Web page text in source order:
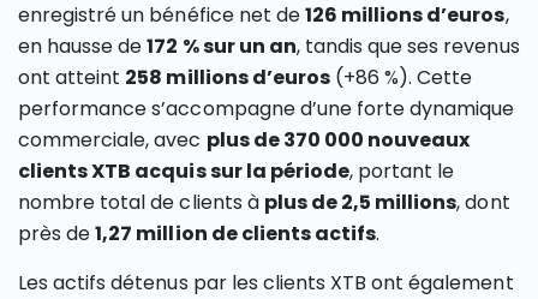
enregistré un bénéfice net de126 millions d’euros,
en hausse de172 % sur un an, tandis que ses revenus
ont atteint 258 millions d’euros(+86 %). Cette
performance s’accompagne d’une forte dynamique
commerciale, avec plus de 370 000 nouveaux
clients XTB acquis sur la période, portant le
nombre total de clients à plus de 2,5 millions, dont
près de1,27 million de clients actifs.
Les actifs détenus par les clients XTB ont également